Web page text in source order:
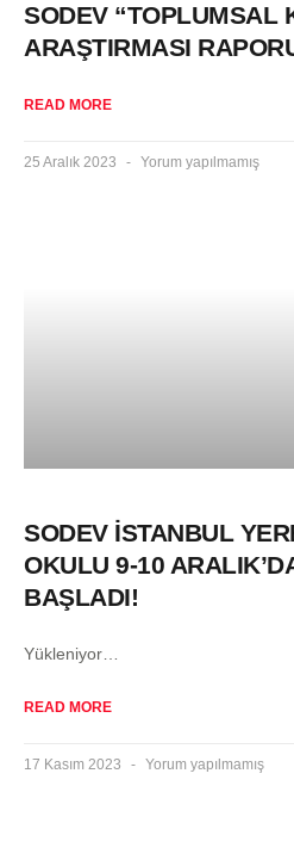
SODEV “TOPLUMSAL
ARAŞTIRMASI
READ MORE
25 Aralık 2023 Yorum yapılmamış
SODEV İSTANBUL
OKULU 9-10
BAŞLADI!
Yükleniyor…
READ MORE
17 Kasım 2023 Yorum yapılmamış